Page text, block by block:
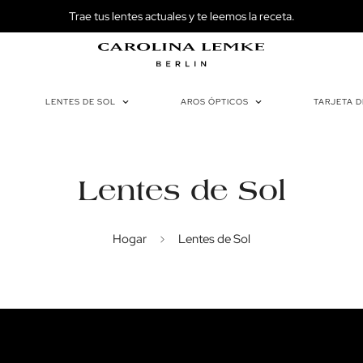
Trae tus lentes actuales y te leemos la receta.
LENTES DE SOL AROS ÓPTICOS TARJETA
Lentes de Sol
Hogar Lentes de Sol